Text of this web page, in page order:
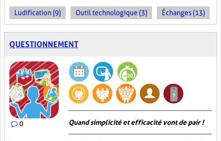
Ludification (9) Outil technologique (3) Échanges (13)
QUESTIONNEMENT
0 Quand simplicité et efficacité vont de pair !